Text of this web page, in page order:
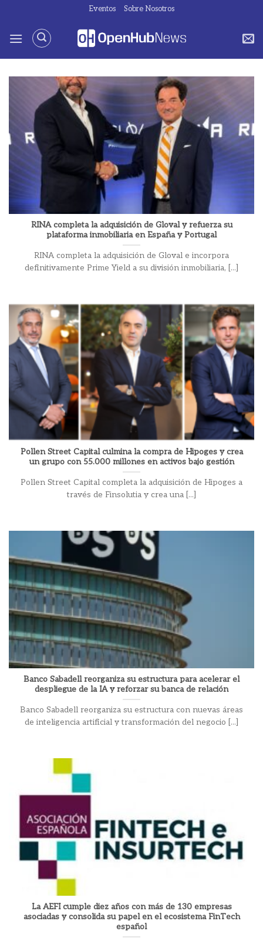
contenido
Eventos Sobre Nosotros
RINA completa la adquisición de Gloval y refuerza su
plataforma inmobiliaria en España y Portugal
RINA completa la adquisición de Gloval e incorpora
definitivamente Prime Yield a su división inmobiliaria, [...]
Pollen Street Capital culmina la compra de Hipoges y crea
un grupo con 55.000 millones en activos bajo gestión
Pollen Street Capital completa la adquisición de Hipoges a
través de Finsolutia y crea una [...]
Banco Sabadell reorganiza su estructura para acelerar el
despliegue de la IA y reforzar su banca de relación
Banco Sabadell reorganiza su estructura con nuevas áreas
de inteligencia artificial y transformación del negocio [...]
La AEFI cumple diez años con más de 130 empresas
asociadas y consolida su papel en el ecosistema FinTech
español